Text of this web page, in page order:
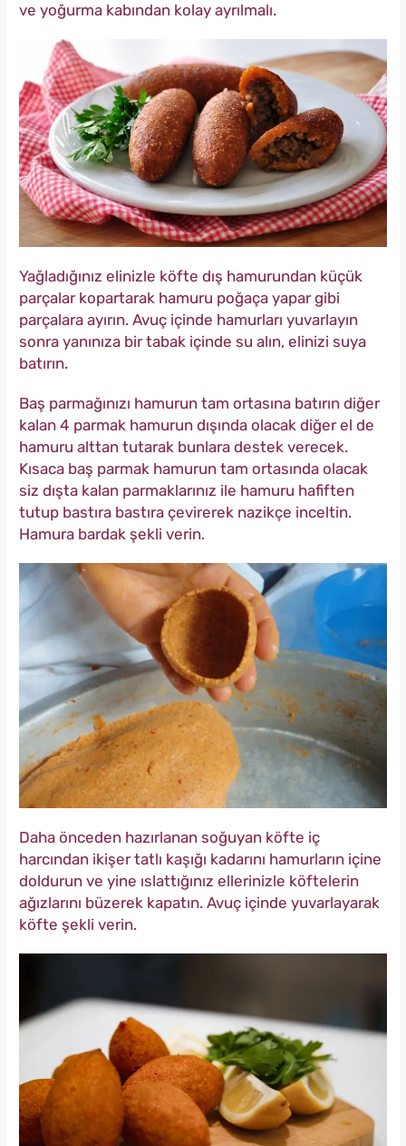
ve yoğurma kabından kolay ayrılmalı.
Yağladığınız elinizle köfte dış hamurundan küçük
parçalar kopartarak hamuru poğaça yapar gibi
parçalara ayırın. Avuç içinde hamurları yuvarlayın
sonra yanınıza bir tabak içinde su alın, elinizi suya
batırın.
Baş parmağınızı hamurun tam ortasına batırın diğer
kalan 4 parmak hamurun dışında olacak diğer el de
hamuru alttan tutarak bunlara destek verecek.
Kısaca baş parmak hamurun tam ortasında olacak
siz dışta kalan parmaklarınız ile hamuru hafiften
tutup bastıra bastıra çevirerek nazikçe inceltin.
Hamura bardak şekli verin.
Daha önceden hazırlanan soğuyan köfte iç
harcından ikişer tatlı kaşığı kadarını hamurların içine
doldurun ve yine ıslattığınız ellerinizle köftelerin
ağızlarını büzerek kapatın. Avuç içinde yuvarlayarak
köfte şekli verin.